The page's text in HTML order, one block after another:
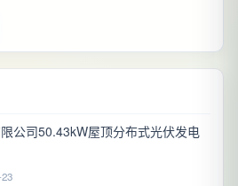
公司50.43kW屋顶分布式光伏发电